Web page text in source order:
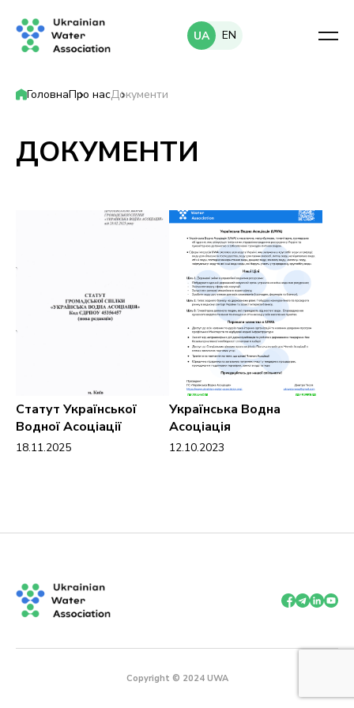
UA EN
ГоловнаПро насДокументи
ДОКУМЕНТИ
Статут Української
Водної Асоціації
18.11.2025
Українська Водна
Асоціація
12.10.2023
Copyright © 2024 UWA